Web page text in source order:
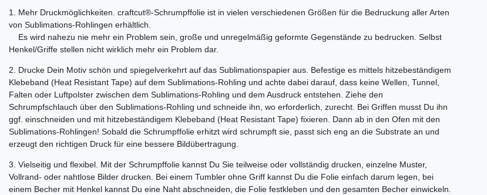
1. Mehr Druckmöglichkeiten. craftcut®-Schrumpffolie ist in vielen verschiedenen Größen für die Bedruckung aller Arten
von Sublimations-Rohlingen erhältlich.
Es wird nahezu nie mehr ein Problem sein, große und unregelmäßig geformte Gegenstände zu bedrucken. Selbst
Henkel/Griffe stellen nicht wirklich mehr ein Problem dar.
2. Drucke Dein Motiv schön und spiegelverkehrt auf das Sublimationspapier aus. Befestige es mittels hitzebeständigem
Klebeband (Heat Resistant Tape) auf dem Sublimations-Rohling und achte dabei darauf, dass keine Wellen, Tunnel,
Falten oder Luftpolster zwischen dem Sublimations-Rohling und dem Ausdruck entstehen. Ziehe den
Schrumpfschlauch über den Sublimations-Rohling und schneide ihn, wo erforderlich, zurecht. Bei Griffen musst Du ihn
ggf. einschneiden und mit hitzebeständigem Klebeband (Heat Resistant Tape) fixieren. Dann ab in den Ofen mit den
Sublimations-Rohlingen! Sobald die Schrumpffolie erhitzt wird schrumpft sie, passt sich eng an die Substrate an und
erzeugt den richtigen Druck für eine bessere Bildübertragung.
3. Vielseitig und flexibel. Mit der Schrumpffolie kannst Du Sie teilweise oder vollständig drucken, einzelne Muster,
Vollrand- oder nahtlose Bilder drucken. Bei einem Tumbler ohne Griff kannst Du die Folie einfach darum legen, bei
einem Becher mit Henkel kannst Du eine Naht abschneiden, die Folie festkleben und den gesamten Becher einwickeln.